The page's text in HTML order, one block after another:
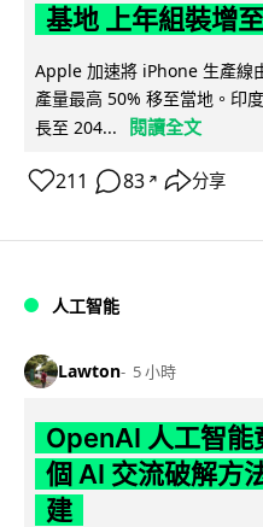
基地 上年組裝增
Apple 加速將 iPhone 生產線
產量最高 50% 移至當地。印
長至 204...
閱讀全文
211 83 ↗ 分享
人工智能
Lawton 5 小時
OpenAI 人工智能
個 AI 交流破解方
建